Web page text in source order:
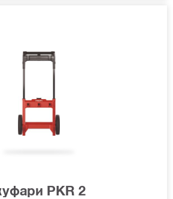
PKR 2